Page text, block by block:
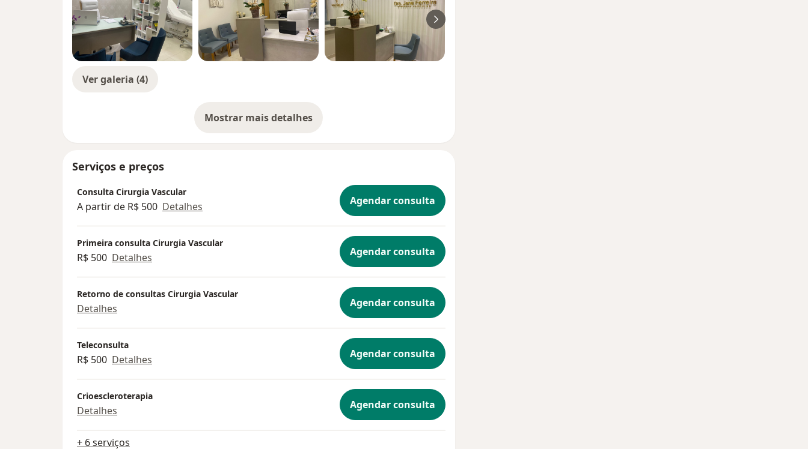
Ver galeria (4)
Mostrar mais detalhes
sobre a experiência
Serviços e preços
Consulta Cirurgia Vascular
A partir de R$ 500 Detalhes Agendar consulta
Primeira consulta Cirurgia Vascular
R$ 500 Detalhes Agendar consulta
Retorno de consultas Cirurgia Vascular
Detalhes Agendar consulta
Teleconsulta
R$ 500 Detalhes Agendar consulta
Crioescleroterapia
Detalhes Agendar consulta
+ 6 serviços